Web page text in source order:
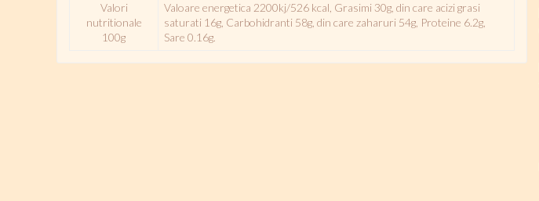
Valori
nutritionale
100g
Valoare energetica 2200kj/526 kcal, Grasimi 30g, din care acizi grasi
saturati 16g, Carbohidranti 58g, din care zaharuri 54g, Proteine 6.2g,
Sare 0.16g.